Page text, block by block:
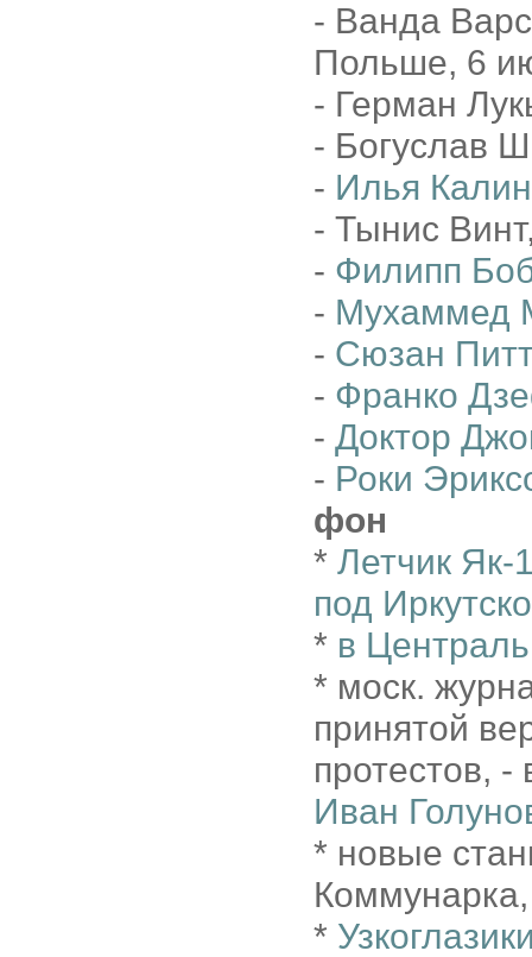
- Ванда
Польше, 6
- Герман
- Богуслав
- Илья
- Тынис
- Филипп
- Мухаммед
- Сюзан Питт
- Франко
- Доктор
- Роки
фон
* Летчик Як-
под
* в
* моск.
принятой
протестов,
Иван
* новые
*